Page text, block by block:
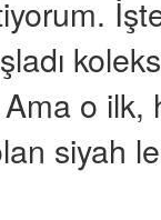
o ilk,
siyah